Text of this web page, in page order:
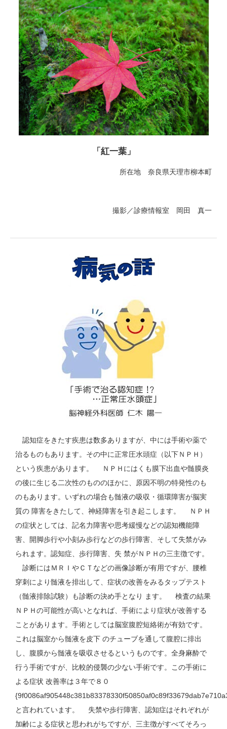
「紅一葉」
所在地 奈良県天理市柳本町
撮影／診療情報室 岡田 真一
認知症をきたす疾患は数多ありますが、中には手術や薬で
治るものもあります。その中に正常圧水頭症（以下ＮＰＨ）
という疾患があります。 ＮＰＨにはくも膜下出血や髄膜炎
の後に生じる二次性のもののほかに、原因不明の特発性のも
のもあります。いずれの場合も髄液の吸収・循環障害が脳実
質の 障害をきたして、神経障害を引き起こします。 ＮＰＨ
の症状としては、記名力障害や思考緩慢などの認知機能障
害、開脚歩行や小刻み歩行などの歩行障害、そして失禁がみ
られます。認知症、歩行障害、失 禁がＮＰＨの三主徴です。
診断にはＭＲＩやＣＴなどの画像診断が有用ですが、腰椎
穿刺により髄液を排出して、症状の改善をみるタップテスト
（髄液排除試験）も診断の決め手となり ます。 検査の結果
ＮＰＨの可能性が高いとなれば、手術により症状が改善する
ことがあります。手術としては脳室腹腔短絡術が有効です。
これは脳室から髄液を皮下 のチューブを通して腹腔に排出
し、腹膜から髄液を吸収させるというものです。全身麻酔で
行う手術ですが、比較的侵襲の少ない手術です。この手術に
よる症状 改善率は３年で８０
と言われています。 失禁や歩行障害、認知症はそれぞれが
加齢による症状と思われがちですが、三主徴がすべてそろっ